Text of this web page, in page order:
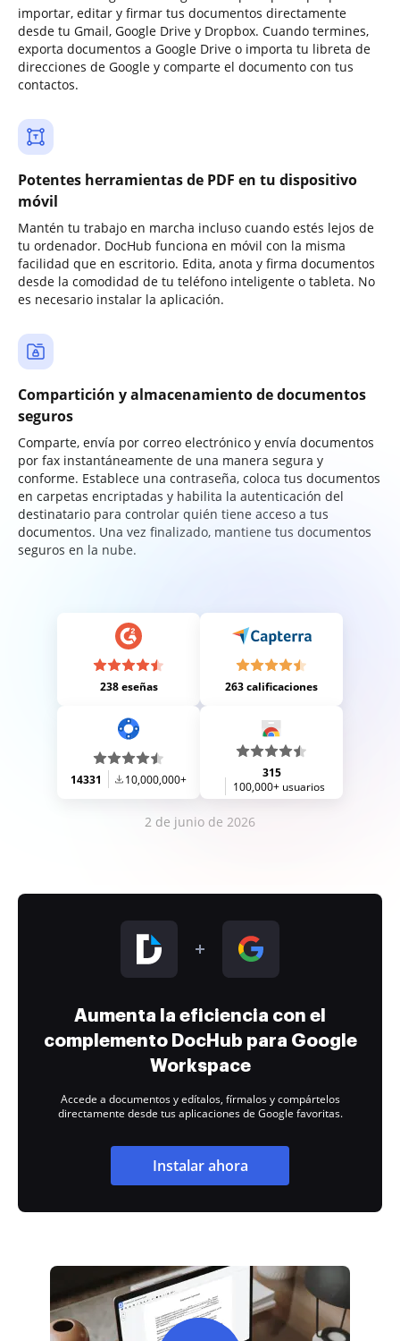
importar, editar y firmar tus documentos directamente
desde tu Gmail, Google Drive y Dropbox. Cuando termines,
exporta documentos a Google Drive o importa tu libreta de
direcciones de Google y comparte el documento con tus
contactos.
Potentes herramientas de PDF en tu dispositivo
móvil
Mantén tu trabajo en marcha incluso cuando estés lejos de
tu ordenador. DocHub funciona en móvil con la misma
facilidad que en escritorio. Edita, anota y firma documentos
desde la comodidad de tu teléfono inteligente o tableta. No
es necesario instalar la aplicación.
Compartición y almacenamiento de documentos
seguros
Comparte, envía por correo electrónico y envía documentos
por fax instantáneamente de una manera segura y
conforme. Establece una contraseña, coloca tus documentos
en carpetas encriptadas y habilita la autenticación del
destinatario para controlar quién tiene acceso a tus
documentos. Una vez finalizado, mantiene tus documentos
seguros en la nube.
238 eseñas 263 calificaciones
14331 10,000,000+
315
100,000+ usuarios
2 de junio de 2026
Aumenta la eficiencia con el
complemento DocHub para Google
Workspace
Accede a documentos y edítalos, fírmalos y compártelos
directamente desde tus aplicaciones de Google favoritas.
Instalar ahora